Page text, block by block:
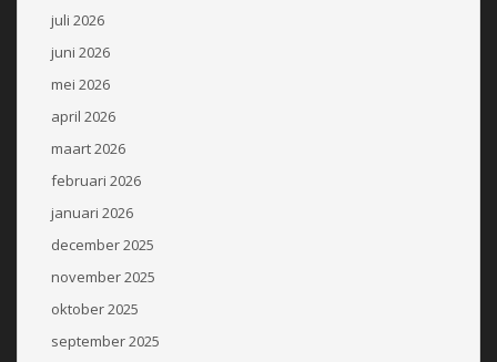
juli 2026
juni 2026
mei 2026
april 2026
maart 2026
februari 2026
januari 2026
december 2025
november 2025
oktober 2025
september 2025